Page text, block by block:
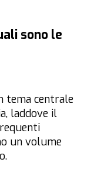
sono le
tema centrale
laddove il
un volume